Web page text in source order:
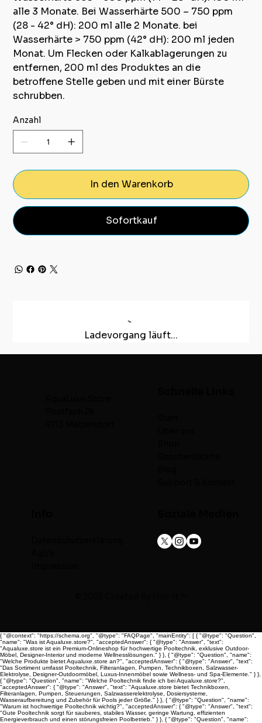
alle 3 Monate. Bei Wasserhärte 500 – 750 ppm
(28 - 42° dH): 200 ml alle 2 Monate. bei
Wasserhärte > 750 ppm (42° dH): 200 ml jeden
Monat. Um Flecken oder Kalkablagerungen zu
entfernen, 200 ml des Produktes an die
betroffene Stelle geben und mit einer Bürste
schrubben.
Anzahl
In den Warenkorb
Sofortkauf
Ladevorgang läuft...
{ "@context": "https://schema.org", "@type": "FAQPage", "mainEntity": [ { "@type": "Question",
"name": "Was ist Aqualuxe.store?", "acceptedAnswer": { "@type": "Answer", "text":
"Aqualuxe.store ist ein Premium-Onlineshop für hochwertige Pooltechnik, exklusive Outdoor-
Möbel, Designer-Interior und moderne Wellnesslösungen." } }, { "@type": "Question", "name":
"Welche Produkte bietet Aqualuxe.store an?", "acceptedAnswer": { "@type": "Answer", "text":
"Das Sortiment umfasst Pooltechnik, Filteranlagen, Pumpen, Technikboxen, Salzwasser-
Elektrolyse, Designer-Outdoormöbel, Luxus-Innenmöbel sowie Wellness- und Spa-Elemente." } },
{ "@type": "Question", "name": "Welche Pooltechnik finde ich bei Aqualuxe.store?",
"acceptedAnswer": { "@type": "Answer", "text": "Aqualuxe.store bietet Technikboxen,
Filteranlagen, Pumpen, Steuerungen, Salzwasserelektrolyse, Dosiersysteme,
Wasseraufbereitung und Zubehör für Pools jeder Größe." } }, { "@type": "Question", "name":
"Warum ist hochwertige Pooltechnik wichtig?", "acceptedAnswer": { "@type": "Answer", "text":
"Gute Pooltechnik sorgt für sauberes, stabiles Wasser, geringe Wartung, effizienten
Energieverbrauch und einen störungsfreien Poolbetrieb." } }, { "@type": "Question", "name":